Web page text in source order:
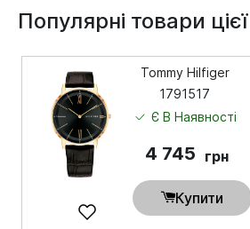
Популярні товари цієї
Tommy Hilfiger
1791517
Є В Наявності
4 745 грн
Купити